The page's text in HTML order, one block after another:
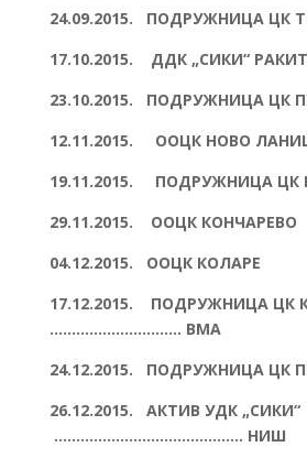
24.09.2015. ПОДРУЖНИЦА ЦК
17.10.2015. ДДК „СИКИ“
23.10.2015. ПОДРУЖНИЦА ЦК
12.11.2015. ООЦК НОВО
19.11.2015. ПОДРУЖНИЦА ЦК
29.11.2015. ООЦК КОНЧАРЕВО
04.12.2015. ООЦК КОЛАРЕ
17.12.2015. ПОДРУЖНИЦА ЦК
………………………… ВМА
24.12.2015. ПОДРУЖНИЦА ЦК
26.12.2015. АКТИВ УДК „СИКИ“
……………………………………. НИШ